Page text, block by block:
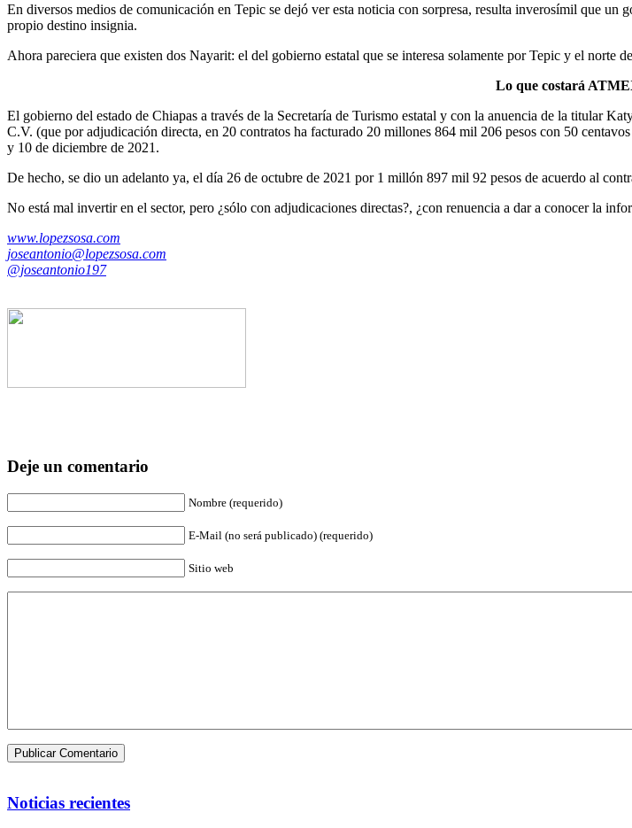
En diversos medios de comunicación en Tepic se dejó ver esta noticia con sorpresa, resulta inverosímil que
propio destino insignia.
Ahora pareciera que existen dos Nayarit: el del gobierno estatal que se interesa solamente por Tepic y el norte
Lo que costará
El gobierno del estado de Chiapas a través de la Secretaría de Turismo estatal y con la anuencia de la titular
C.V. (que por adjudicación directa, en 20 contratos ha facturado 20 millones 864 mil 206 pesos con 50
y 10 de diciembre de 2021.
De hecho, se dio un adelanto ya, el día 26 de octubre de 2021 por 1 millón 897 mil 92 pesos de acuerdo al
No está mal invertir en el sector, pero ¿sólo con adjudicaciones directas?, ¿con renuencia a dar a conocer la
www.lopezsosa.com
joseantonio@lopezsosa.com
@joseantonio197
Deje un comentario
Nombre (requerido)
E-Mail (no será publicado) (requerido)
Sitio web
Noticias recientes